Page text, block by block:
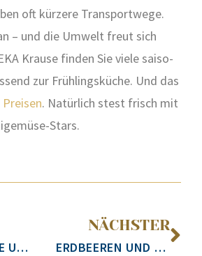
oft kür­ze­re Trans­port­we­ge.
– und die Umwelt freut sich
Krau­se fin­den Sie vie­le sai­so­
zur Früh­lings­kü­che. Und das
. Natür­lich stest frisch mit
Stars.
EDEKA KRAUSE UNTERSTÜTZT ERNEUT DEN FEHMARNER FREUNDESKREIS
NÄCHSTER
ERDBEEREN UND RHABARBER: DAS SÜSS-SAURE DUO NEU GEDACHT